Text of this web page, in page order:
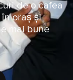
de o cafea
în oraș și
mai bune